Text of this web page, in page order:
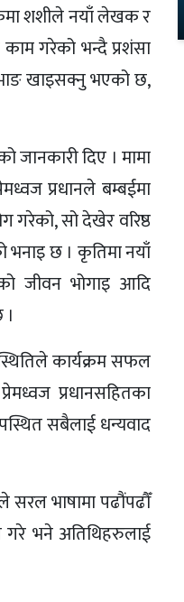
शशीले नयाँ लेखक र
गरेको भन्दै प्रशंसा
खाइसक्नु भएको छ,
जानकारी दिए । मामा
प्रधानले बम्बईमा
गरेको, सो देखेर वरिष्ठ
भनाइ छ । कृतिमा नयाँ
जीवन भोगाइ आदि
कार्यक्रम सफल
प्रधानसहितका
सबैलाई धन्यवाद
सरल भाषामा पढौंपढौँ
गरे भने अतिथिहरुलाई